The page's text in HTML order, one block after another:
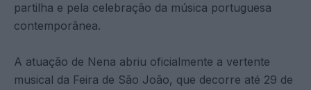
partilha e pela celebração da música portuguesa
contemporânea.
A atuação de Nena abriu oficialmente a vertente
musical da Feira de São João, que decorre até 29 de